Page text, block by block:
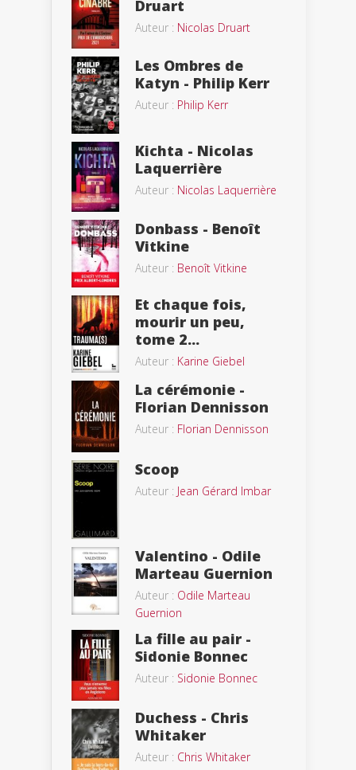
Druart
Auteur : Nicolas Druart
Les Ombres de
Katyn - Philip Kerr
Auteur : Philip Kerr
Kichta - Nicolas
Laquerrière
Auteur : Nicolas Laquerrière
Donbass - Benoît
Vitkine
Auteur : Benoît Vitkine
Et chaque fois,
mourir un peu,
tome 2...
Auteur : Karine Giebel
La cérémonie -
Florian Dennisson
Auteur : Florian Dennisson
Scoop
Auteur : Jean Gérard Imbar
Valentino - Odile
Marteau Guernion
Auteur : Odile Marteau
Guernion
La fille au pair -
Sidonie Bonnec
Auteur : Sidonie Bonnec
Duchess - Chris
Whitaker
Auteur : Chris Whitaker